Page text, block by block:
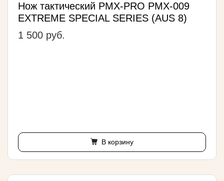
Нож тактический PMX-PRO PMX-009
EXTREME SPECIAL SERIES (AUS 8)
1 500 руб.
В корзину